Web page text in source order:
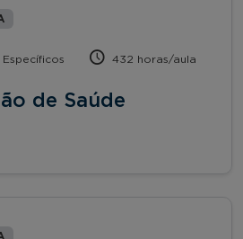
432 horas/aula
de Saúde